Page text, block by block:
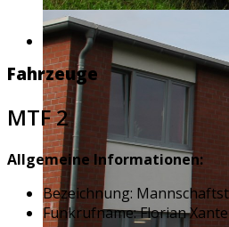
Fahrzeuge
MTF 2
Allgemeine Informationen:
Bezeichnung:
Funkrufname: Florian